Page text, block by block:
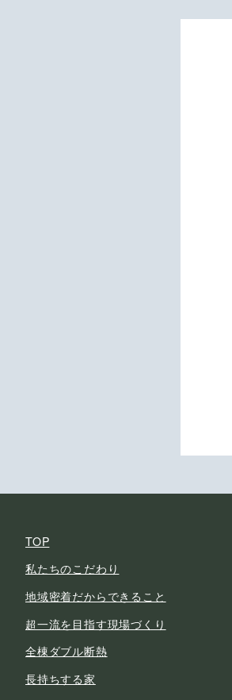
TOP
私たちのこだわり
地域密着だからできること
超一流を目指す現場づくり
全棟ダブル断熱
長持ちする家